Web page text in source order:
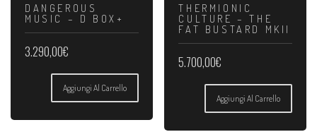
DANGEROUS
MUSIC – D BOX+
3.290,00€
Aggiungi Al Carrello
THERMIONIC
CULTURE – THE
FAT BUSTARD MKII
5.700,00€
Aggiungi Al Carrello